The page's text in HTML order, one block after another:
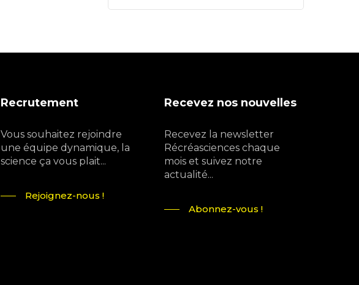
Recrutement
Vous souhaitez rejoindre
une équipe dynamique, la
science ça vous plait...
Rejoignez-nous !
Recevez nos nouvelles
Recevez la newsletter
Récréasciences chaque
mois et suivez notre
actualité...
Abonnez-vous !